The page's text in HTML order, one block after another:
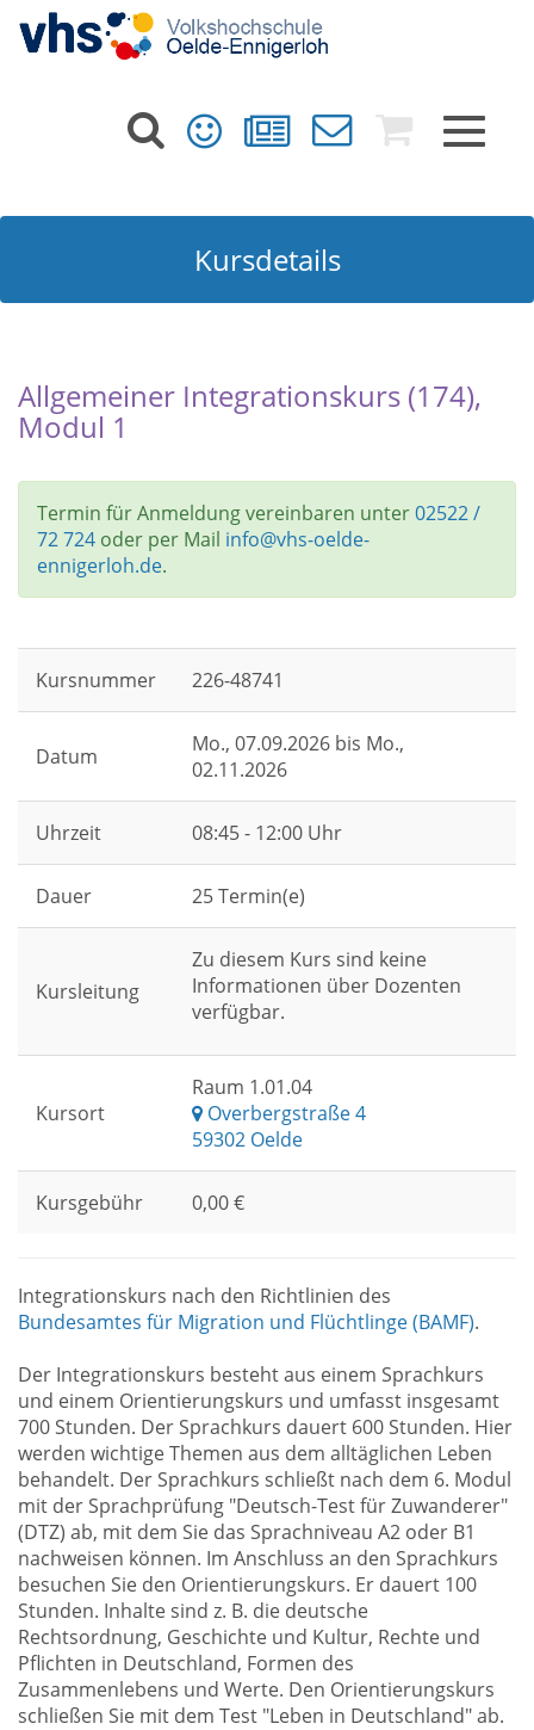
Toggle
Kursdetails
Allgemeiner Integrationskurs (174),
Modul 1
Termin für Anmeldung vereinbaren unter02522 /
72 724 oder per Mail info@vhs-oelde-
ennigerloh.de.
Kursnummer 226-48741
Datum Mo., 07.09.2026 bis Mo.,
02.11.2026
Uhrzeit 08:45 - 12:00 Uhr
Dauer 25 Termin(e)
Kursleitung
Zu diesem Kurs sind keine
Informationen über Dozenten
verfügbar.
Kursort
Raum 1.01.04
Overbergstraße 4
59302 Oelde
Kursgebühr 0,00 €
Integrationskurs nach den Richtlinien des
Bundesamtes für Migration und Flüchtlinge (BAMF).
Der Integrationskurs besteht aus einem Sprachkurs
und einem Orientierungskurs und umfasst insgesamt
700 Stunden. Der Sprachkurs dauert 600 Stunden. Hier
werden wichtige Themen aus dem alltäglichen Leben
behandelt. Der Sprachkurs schließt nach dem 6. Modul
mit der Sprachprüfung "Deutsch-Test für Zuwanderer"
(DTZ) ab, mit dem Sie das Sprachniveau A2 oder B1
nachweisen können. Im Anschluss an den Sprachkurs
besuchen Sie den Orientierungskurs. Er dauert 100
Stunden. Inhalte sind z. B. die deutsche
Rechtsordnung, Geschichte und Kultur, Rechte und
Pflichten in Deutschland, Formen des
Zusammenlebens und Werte. Den Orientierungskurs
schließen Sie mit dem Test "Leben in Deutschland" ab.